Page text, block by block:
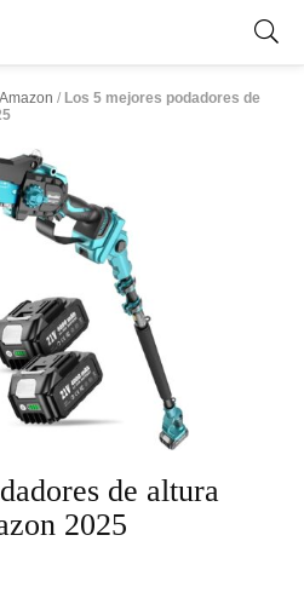
/ Los 5 mejores podadores de
de altura
2025